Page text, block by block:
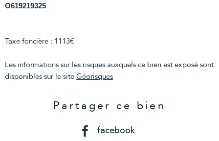
O619219325.
Taxe foncière : 1113€
Les informations sur les risques auxquels ce bien est exposé sont
disponibles sur le site Géorisques
Partager ce bien
facebook